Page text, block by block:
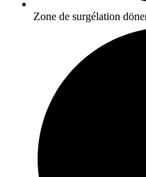
Zone de surgélation